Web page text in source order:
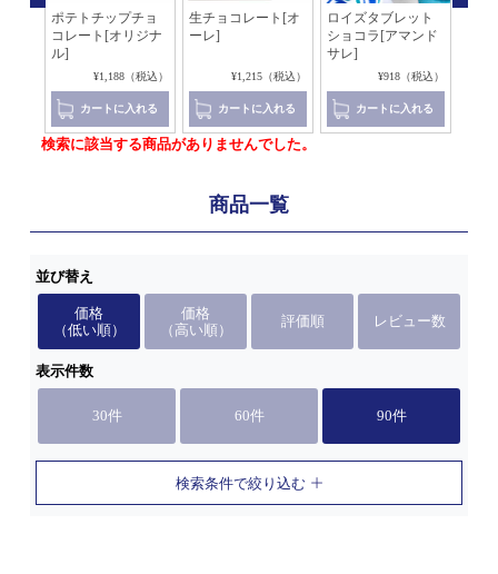
ポテトチップチョ
コレート[オリジナ
ル]
¥1,188（税込）
カートに入れる
生チョコレート[オ
ーレ]
¥1,215（税込）
カートに入れる
ロイズタブレット
ショコラ[アマンド
サレ]
¥918（税込）
カートに入れる
検索に該当する商品がありませんでした。
商品一覧
並び替え
価格
（低い順）
価格
（高い順）
評価順 レビュー数
表示件数
30件 60件 90件
検索条件で絞り込む